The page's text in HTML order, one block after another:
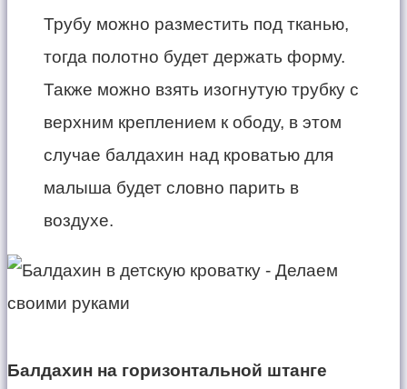
Трубу можно разместить под тканью,
тогда полотно будет держать форму.
Также можно взять изогнутую трубку с
верхним креплением к ободу, в этом
случае балдахин над кроватью для
малыша будет словно парить в
воздухе.
Балдахин на горизонтальной штанге